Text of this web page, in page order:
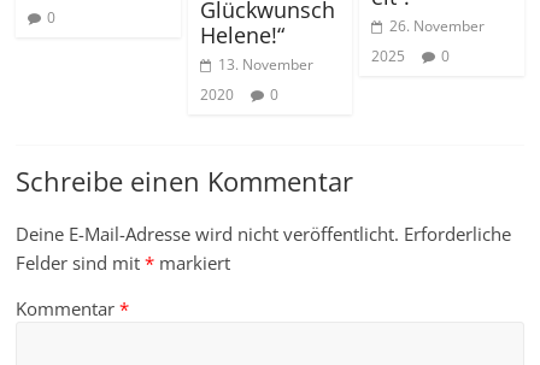
0
Glückwunsch
Helene!“
13. November
2020
0
26. November
2025
0
Schreibe einen Kommentar
Deine E-Mail-Adresse wird nicht veröffentlicht. Erforderliche
Felder sind mit* markiert
Kommentar*